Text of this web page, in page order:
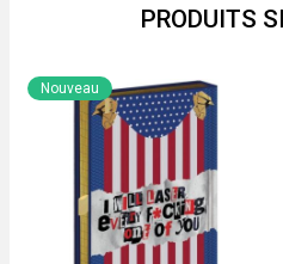
PRODUITS
Nouveau